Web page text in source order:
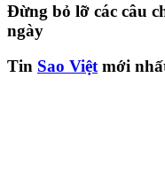
Đừng bỏ lỡ các câu
ngày
Tin Sao Việtmới